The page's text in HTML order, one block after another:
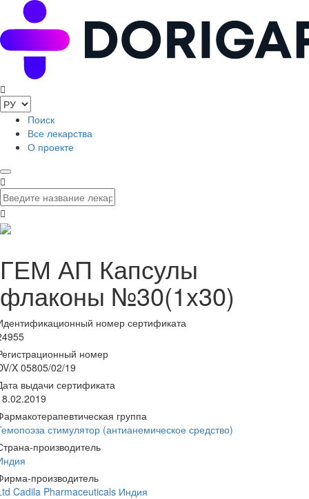
Поиск
Все лекарства
О проекте
ГЕМ АП Капсулы
флаконы №30(1x30)
номер сертификата
номер
X 05805/02/19
выдачи сертификата
группа
стимулятор (антианемическое средство)
производитель
производитель
Cadila Pharmaceuticals Индия